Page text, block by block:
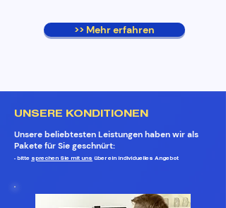
>> Mehr erfahren
UNSERE KONDITIONEN
Unsere beliebtesten Leistungen haben wir als
Pakete für Sie geschnürt:
- bitte sprechen Sie mit uns über ein individuelles Angebot